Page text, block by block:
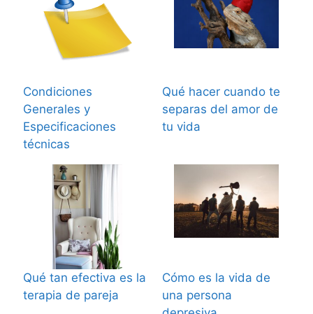
Condiciones
Generales y
Especificaciones
técnicas
Qué hacer cuando te
separas del amor de
tu vida
Qué tan efectiva es la
terapia de pareja
Cómo es la vida de
una persona